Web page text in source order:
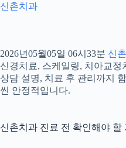
신촌치과
2026년05월05일 06시33분 신
신경치료, 스케일링, 치아교정
상담 설명, 치료 후 관리까지
씬 안정적입니다.
신촌치과 진료 전 확인해야 할